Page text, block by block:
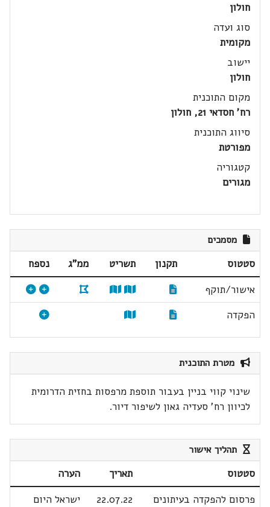
חולון
סוג ועדה
מקומית
יישוב
חולון
מקום התוכנית
רח' חסדאי 21, חולון
סיווג התוכנית
מפורטת
קטגוריה
מגורים
מסמכים
סטטוס תקנון תשריט ממ"ג
נספח
אישור/תוקף
הפקדה
מטרת התוכנית
שינוי קווי בניין בעבור תוספת מרפסות בחזית הדרומית
לכיוון רח' סעדיה גאון לשיפור דיור.
תהליך אישור
סטטוס תאריך
הערה
פרסום להפקדה בעיתונים
22.07.22
ישראל היום